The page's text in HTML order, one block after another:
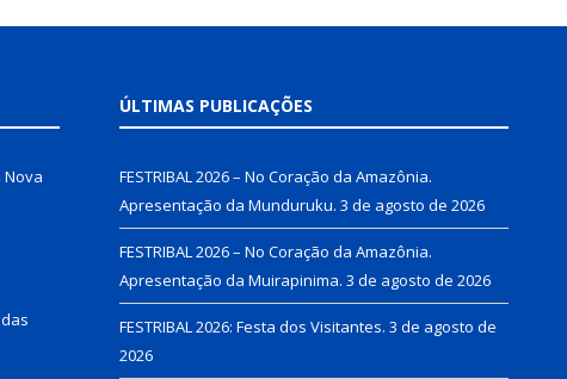
Nova
ÚLTIMAS PUBLICAÇÕES
FESTRIBAL 2026 – No Coração da Amazônia.
Apresentação da Munduruku. 3 de agosto de 2026
FESTRIBAL 2026 – No Coração da Amazônia.
Apresentação da Muirapinima. 3 de agosto de 2026
FESTRIBAL 2026: Festa dos Visitantes. 3 de agosto de
2026